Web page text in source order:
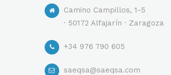
Camino Campillos, 1-5
· 50172 Alfajarín · Zaragoza
+34 976 790 605
saeqsa@saeqsa.com